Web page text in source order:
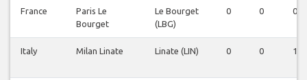
France
Paris Le
Bourget
Le Bourget
(LBG)
0 0 0
Italy Milan Linate Linate (LIN) 0 0 1